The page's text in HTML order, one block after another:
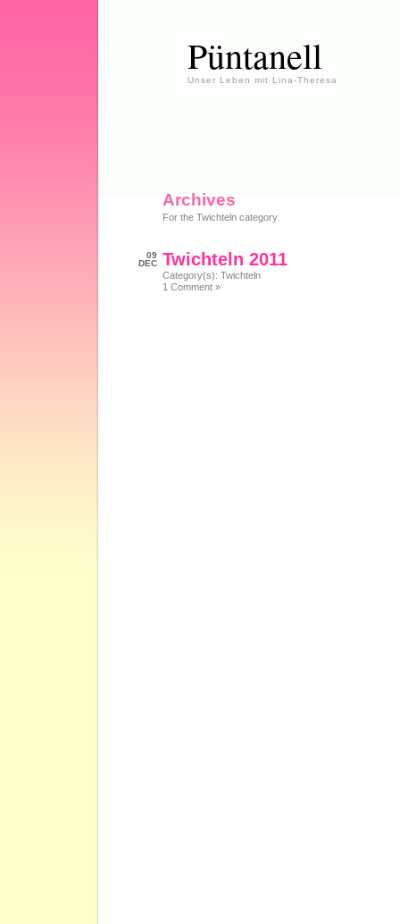
Püntanell
Unser Leben mit Lina-Theresa
Archives
For the Twichteln category.
09
DEC Twichteln 2011
Category(s): Twichteln
1 Comment »